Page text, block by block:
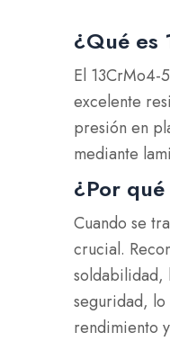
¿Qué es
El 13CrMo4-
excelente
presión en
mediante
¿Por
Cuando se
crucial.
soldabilidad,
seguridad,
rendimiento